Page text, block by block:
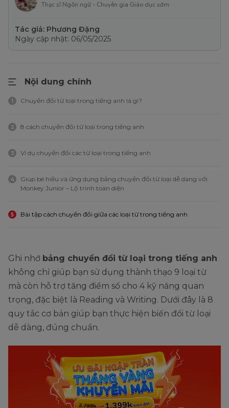
Thạc sĩ Ngôn ngữ - Chuyên gia Giáo dục sớm
Tác giả: Phương Đặng
Ngày cập nhật: 06/05/2025
Nội dung chính
1 Chuyển đổi từ loại trong tiếng anh là gì?
2 8 cách chuyển đổi từ loại trong tiếng anh
3 Ví dụ chuyển đổi các từ loại trong tiếng anh
4
Giúp bé hiểu và ứng dụng bảng chuyển đổi từ loại dễ dàng với
Monkey Junior – Lộ trình toàn diện
5 Bài tập cách chuyển đổi giữa các loại từ trong tiếng anh
Ghi nhớ bảng chuyển đổi từ loại trong tiếng anh
không chỉ giúp bạn sử dụng thành thạo 9 loại từ
mà còn hỗ trợ tăng điểm số cho 4 kỹ năng quan
trọng, đặc biệt là Reading và Writing. Dưới đây là 8
quy tắc cơ bản giúp bạn thực hiện biến đổi từ loại
dễ dàng, đúng chuẩn.